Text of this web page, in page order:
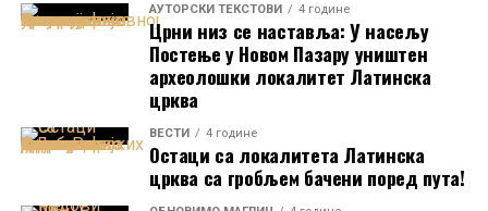
AУТОРСКИ ТЕКСТОВИ 4 године
Црни низ се наставља: У насељу
Постење у Новом Пазару уништен
археолошки локалитет Латинска
црква
ВЕСТИ 4 године
Остаци са локалитета Латинска
црква са гробљем бачени поред пута!